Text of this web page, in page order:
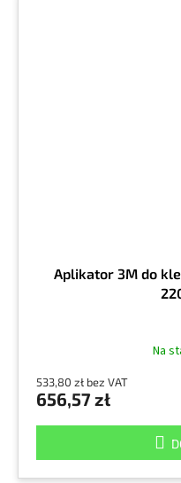
Aplikator 3M do
Na
533,80 zł bez VAT
656,57 zł